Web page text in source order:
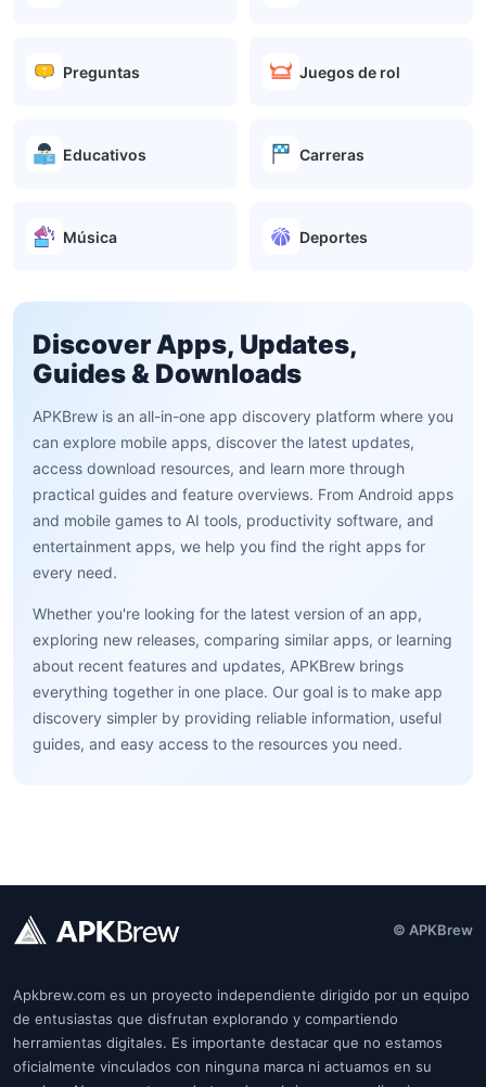
Preguntas Juegos de rol
Educativos Carreras
Música Deportes
Discover Apps, Updates,
Guides & Downloads
APKBrew is an all-in-one app discovery platform where you
can explore mobile apps, discover the latest updates,
access download resources, and learn more through
practical guides and feature overviews. From Android apps
and mobile games to AI tools, productivity software, and
entertainment apps, we help you find the right apps for
every need.
Whether you're looking for the latest version of an app,
exploring new releases, comparing similar apps, or learning
about recent features and updates, APKBrew brings
everything together in one place. Our goal is to make app
discovery simpler by providing reliable information, useful
guides, and easy access to the resources you need.
© APKBrew
Apkbrew.com es un proyecto independiente dirigido por un equipo
de entusiastas que disfrutan explorando y compartiendo
herramientas digitales. Es importante destacar que no estamos
oficialmente vinculados con ninguna marca ni actuamos en su